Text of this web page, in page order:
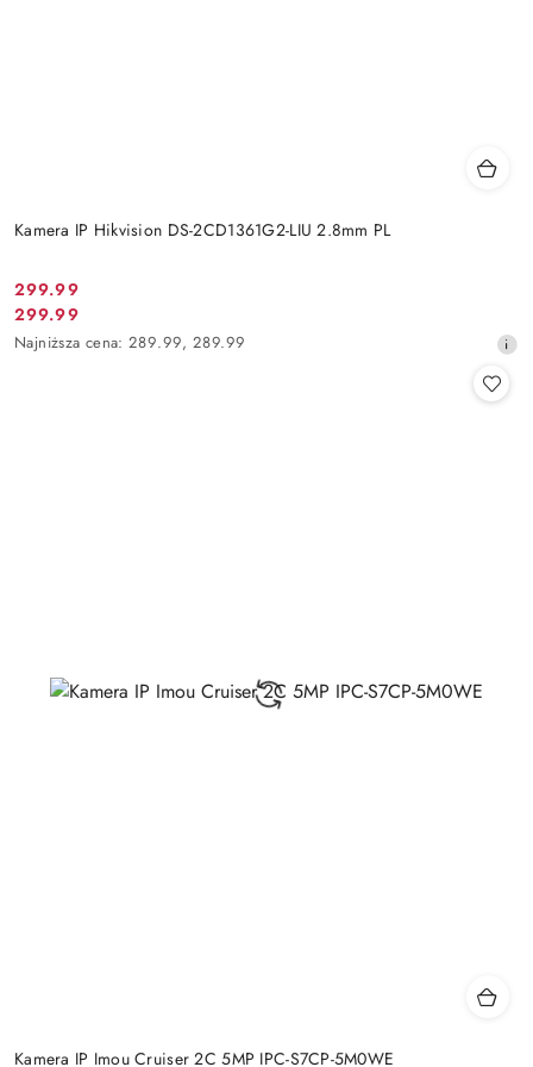
Kamera IP Hikvision DS-2CD1361G2-LIU 2.8mm PL
Cena
promocyjna:
299.99
Cena
promocyjna:
299.99
Najniższa
Najniższa cena: 289.99, 289.99
Kamera IP Imou Cruiser 2C 5MP IPC-S7CP-5M0WE